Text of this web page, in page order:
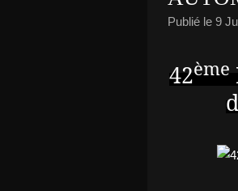
Publié le 9
42ème